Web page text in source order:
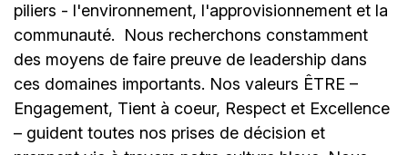
piliers - l'environnement, l'approvisionnement et la
communauté.
Nous recherchons constamment
des moyens de faire preuve de leadership dans
ces domaines importants. Nos valeurs ÊTRE –
Engagement, Tient à coeur, Respect et Excellence
– guident toutes nos prises de décision et